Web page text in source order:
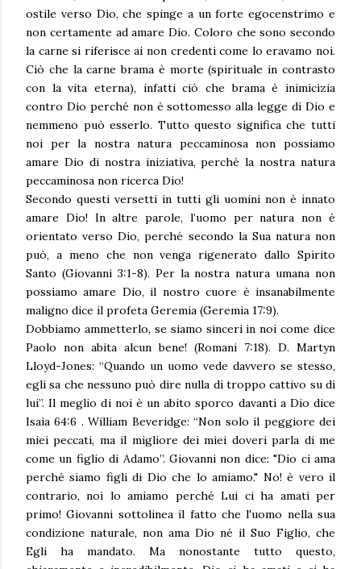
ostile verso Dio, che spinge a un forte egocenstrimo e
non certamente ad amare Dio. Coloro che sono secondo
la carne si riferisce ai non credenti come lo eravamo noi.
Ciò che la carne brama è morte (spirituale in contrasto
con la vita eterna), infatti ciò che brama è inimicizia
contro Dio perché non è sottomesso alla legge di Dio e
nemmeno può esserlo. Tutto questo significa che tutti
noi per la nostra natura peccaminosa non possiamo
amare Dio di nostra iniziativa, perché la nostra natura
peccaminosa non ricerca Dio!
Secondo questi versetti in tutti gli uomini non è innato
amare Dio! In altre parole, l’uomo per natura non è
orientato verso Dio, perché secondo la Sua natura non
può, a meno che non venga rigenerato dallo Spirito
Santo (Giovanni 3:1-8). Per la nostra natura umana non
possiamo amare Dio, il nostro cuore è insanabilmente
maligno dice il profeta Geremia (Geremia 17:9).
Dobbiamo ammetterlo, se siamo sinceri in noi come dice
Paolo non abita alcun bene! (Romani 7:18). D. Martyn
Lloyd-Jones: “Quando un uomo vede davvero se stesso,
egli sa che nessuno può dire nulla di troppo cattivo su di
lui”. Il meglio di noi è un abito sporco davanti a Dio dice
Isaia 64:6 . William Beveridge: “Non solo il peggiore dei
miei peccati, ma il migliore dei miei doveri parla di me
come un figlio di Adamo”. Giovanni non dice: "Dio ci ama
perché siamo figli di Dio che lo amiamo." No! è vero il
contrario, noi lo amiamo perché Lui ci ha amati per
primo! Giovanni sottolinea il fatto che l'uomo nella sua
condizione naturale, non ama Dio né il Suo Figlio, che
Egli ha mandato. Ma nonostante tutto questo,